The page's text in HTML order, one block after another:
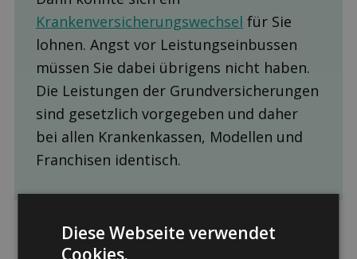
Krankenversicherungswechsel für Sie
lohnen. Angst vor Leistungseinbussen
müssen Sie dabei übrigens nicht haben.
Die Leistungen der Grundversicherungen
sind gesetzlich vorgegeben und daher
bei allen Krankenkassen, Modellen und
Franchisen identisch.
Diese Webseite verwendet
Cookies.